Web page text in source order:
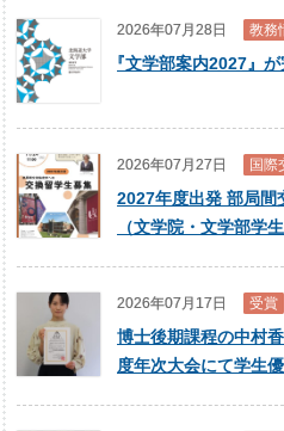
2026年07月28日 教務
『文学部案内2027』
2026年07月27日 国際
2027年度出発 部局間
（文学院・文学部学生
2026年07月17日 受賞
博士後期課程の中村
度年次大会にて学生